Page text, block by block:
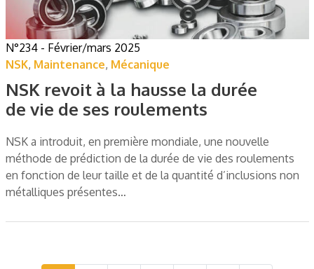
N°234 - Février/mars 2025
NSK, Maintenance, Mécanique
NSK revoit à la hausse la durée
de vie de ses roulements
NSK a introduit, en première mondiale, une nouvelle
méthode de prédiction de la durée de vie des roulements
en fonction de leur taille et de la quantité d’inclusions non
métalliques présentes…